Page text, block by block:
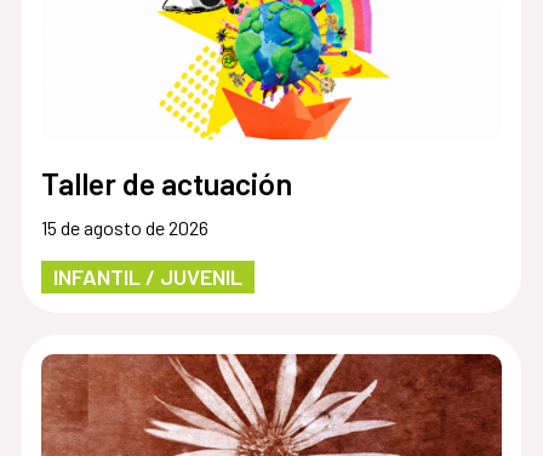
Taller de actuación
15 de agosto de 2026
INFANTIL / JUVENIL